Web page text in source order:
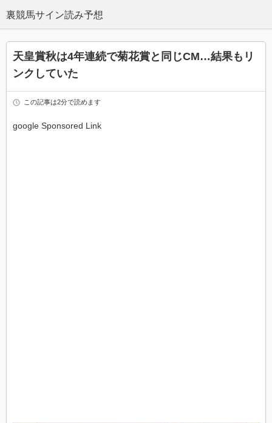
天皇賞秋は4年連続で菊花賞と同じCM…結果もリ
ンクしていた
この記事は2分で読めます
google Sponsored Link